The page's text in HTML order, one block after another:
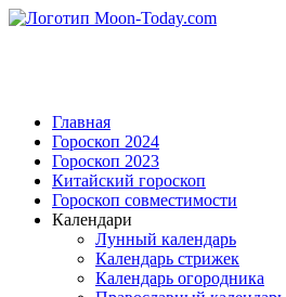
Главная
Гороскоп 2024
Гороскоп 2023
Китайский гороскоп
Гороскоп совместимости
Календари
Лунный календарь
Календарь стрижек
Календарь огородника